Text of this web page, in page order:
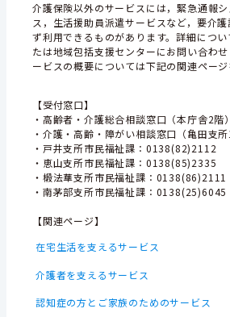
介護保険以外のサービスには，緊急通報
ス，生活援助員派遣サービスなど，要介
ず利用できるものがあります。詳細につ
たは地域包括支援センターにお問い合わ
ービスの概要については下記の関連ページ
【受付窓口】
・高齢者・介護総合相談窓口（本庁舎2
・介護・高齢・障がい相談窓口（亀田支
・戸井支所市民福祉課：0138(82)2112
・恵山支所市民福祉課：0138(85)2335
・椴法華支所市民福祉課：0138(86)2111
・南茅部支所市民福祉課：0138(25)6045
【関連ページ】
在宅生活を支えるサービス
介護者を支えるサービス
認知症の方とご家族のためのサービス